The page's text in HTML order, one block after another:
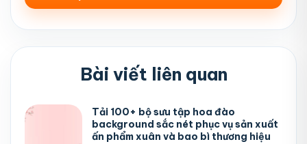
Bài viết liên quan
Tải 100+ bộ sưu tập hoa đào
background sắc nét phục vụ sản xuất
ấn phẩm xuân và bao bì thương hiệu